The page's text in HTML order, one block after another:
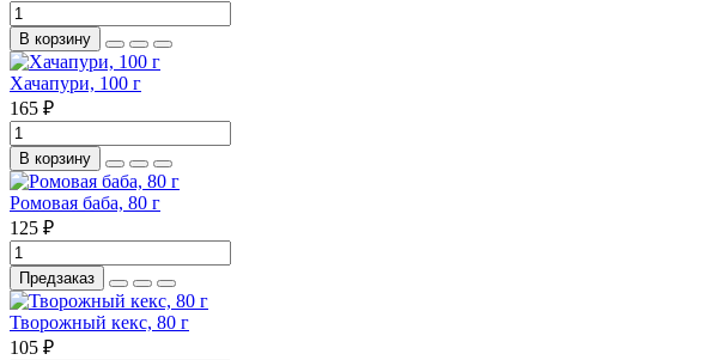
В корзину
Хачапури, 100 г
165 ₽
В корзину
Ромовая баба, 80 г
125 ₽
Предзаказ
Творожный кекс, 80 г
105 ₽